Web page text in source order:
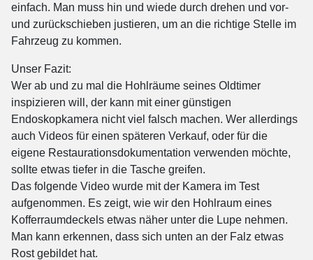
einfach. Man muss hin und wiede durch drehen und vor-
und zurückschieben justieren, um an die richtige Stelle im
Fahrzeug zu kommen.
Unser Fazit:
Wer ab und zu mal die Hohlräume seines Oldtimer
inspizieren will, der kann mit einer günstigen
Endoskopkamera nicht viel falsch machen. Wer allerdings
auch Videos für einen späteren Verkauf, oder für die
eigene Restaurationsdokumentation verwenden möchte,
sollte etwas tiefer in die Tasche greifen.
Das folgende Video wurde mit der Kamera im Test
aufgenommen. Es zeigt, wie wir den Hohlraum eines
Kofferraumdeckels etwas näher unter die Lupe nehmen.
Man kann erkennen, dass sich unten an der Falz etwas
Rost gebildet hat.